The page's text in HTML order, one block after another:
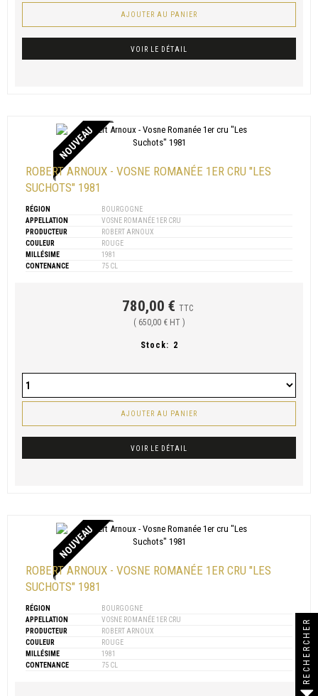
AJOUTER AU PANIER
VOIR LE DÉTAIL
NOUVEAU
ROBERT ARNOUX - VOSNE ROMANÉE 1ER CRU "LES
SUCHOTS" 1981
RÉGION
BOURGOGNE
APPELLATION
VOSNE ROMANÉE 1ER CRU
PRODUCTEUR
ROBERT ARNOUX
COULEUR
ROUGE
MILLÉSIME
1981
CONTENANCE
75 CL
780,00 € TTC
( 650,00 € HT )
Stock: 2
AJOUTER AU PANIER
VOIR LE DÉTAIL
NOUVEAU
ROBERT ARNOUX - VOSNE ROMANÉE 1ER CRU "LES
SUCHOTS" 1981
RÉGION
BOURGOGNE
APPELLATION
VOSNE ROMANÉE 1ER CRU
PRODUCTEUR
ROBERT ARNOUX
COULEUR
ROUGE
MILLÉSIME
1981
CONTENANCE
75 CL RECHERCHER